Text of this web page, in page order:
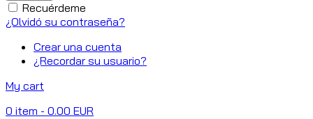
Recuérdeme
¿Olvidó su contraseña?
Crear una cuenta
¿Recordar su usuario?
My cart
0 item - 0.00 EUR